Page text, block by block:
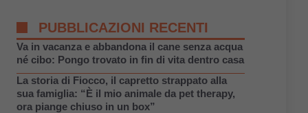
PUBBLICAZIONI RECENTI
Va in vacanza e abbandona il cane senza acqua
né cibo: Pongo trovato in fin di vita dentro casa
La storia di Fiocco, il capretto strappato alla
sua famiglia: “È il mio animale da pet therapy,
ora piange chiuso in un box”